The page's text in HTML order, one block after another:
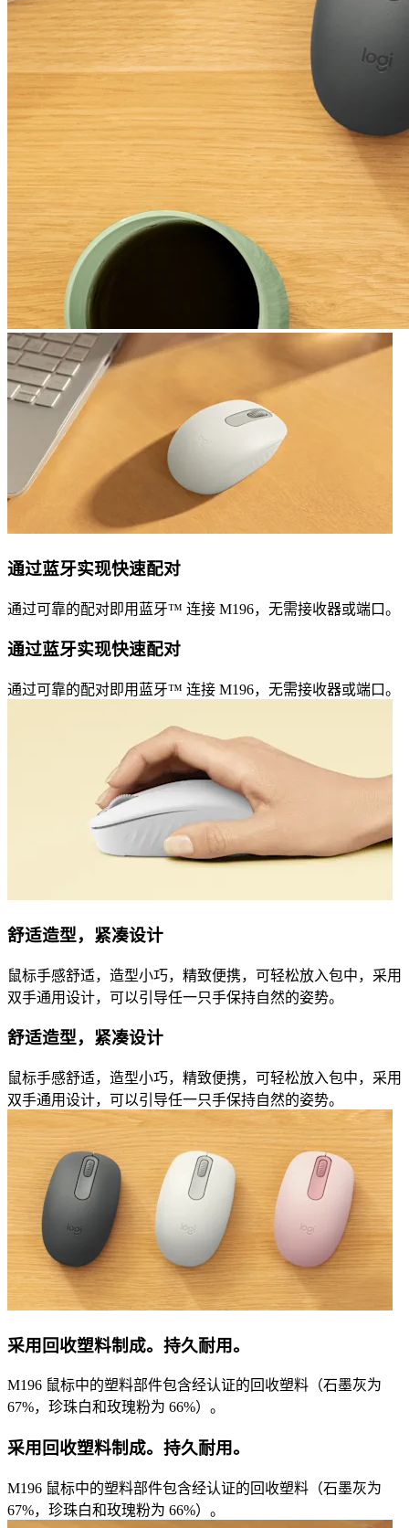
通过蓝牙实现快速配对
通过可靠的配对即用蓝牙™ 连接 M196，无需接收器或端口。
通过蓝牙实现快速配对
通过可靠的配对即用蓝牙™ 连接 M196，无需接收器或端口。
舒适造型，紧凑设计
鼠标手感舒适，造型小巧，精致便携，可轻松放入包中，采用
双手通用设计，可以引导任一只手保持自然的姿势。
舒适造型，紧凑设计
鼠标手感舒适，造型小巧，精致便携，可轻松放入包中，采用
双手通用设计，可以引导任一只手保持自然的姿势。
采用回收塑料制成。持久耐用。
M196 鼠标中的塑料部件包含经认证的回收塑料（石墨灰为
67%，珍珠白和玫瑰粉为 66%）。
采用回收塑料制成。持久耐用。
M196 鼠标中的塑料部件包含经认证的回收塑料（石墨灰为
67%，珍珠白和玫瑰粉为 66%）。